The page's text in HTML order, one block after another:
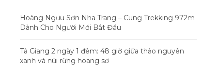
Hoàng Ngưu Sơn Nha Trang – Cung Trekking 972m
Dành Cho Người Mới Bắt Đầu
Tà Giang 2 ngày 1 đêm: 48 giờ giữa thảo nguyên
xanh và núi rừng hoang sơ